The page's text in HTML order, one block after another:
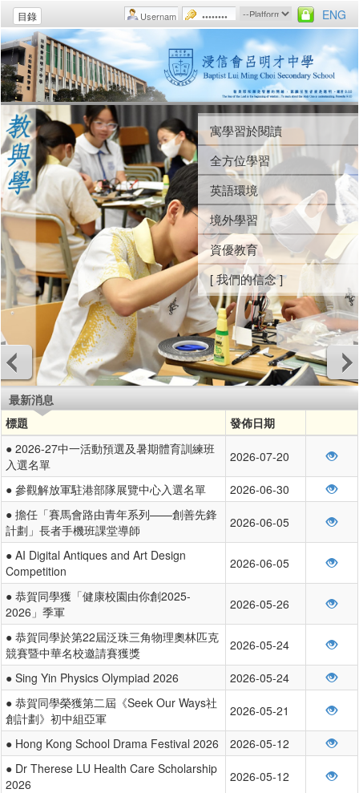
目錄 ENG
寓學習於閱讀
全方位學習
英語環境
境外學習
資優教育
[ 我們的信念 ]
學生團契
福音周
營會
聖經課
[ 我們的信念 ]
制服團隊
陸運會
水運會
音樂日
藝術學習日
藝術節
[ 我們的信念 ]
早會
週會
校規
輔導活動
義工服務
生涯規劃
[ 我們的信念 ]
最新消息
標題
發佈日期
● 2026-27中一活動預選及暑期體育訓練班
入選名單
2026-07-20
● 參觀解放軍駐港部隊展覽中心入選名單
2026-06-30
● 擔任「賽馬會路由青年系列——創善先鋒
計劃」長者手機班課堂導師
2026-06-05
● AI Digital Antiques and Art Design
Competition
2026-06-05
● 恭賀同學獲「健康校園由你創2025-
2026」季軍
2026-05-26
● 恭賀同學於第22屆泛珠三角物理奧林匹克
競賽暨中華名校邀請賽獲獎
2026-05-24
● Sing Yin Physics Olympiad 2026
2026-05-24
● 恭賀同學榮獲第二屆《Seek Our Ways社
創計劃》初中組亞軍
2026-05-21
● Hong Kong School Drama Festival 2026
2026-05-12
● Dr Therese LU Health Care Scholarship
2026
2026-05-12